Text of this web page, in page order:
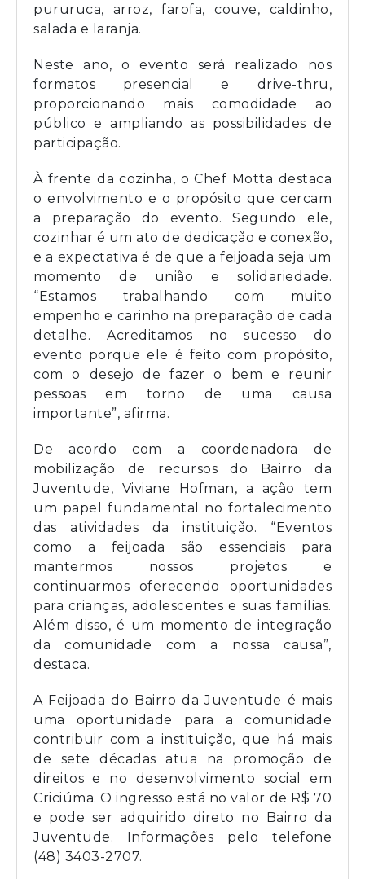
pururuca, arroz, farofa, couve, caldinho,
salada e laranja.
Neste ano, o evento será realizado nos
formatos presencial e drive-thru,
proporcionando mais comodidade ao
público e ampliando as possibilidades de
participação.
À frente da cozinha, o Chef Motta destaca
o envolvimento e o propósito que cercam
a preparação do evento. Segundo ele,
cozinhar é um ato de dedicação e conexão,
e a expectativa é de que a feijoada seja um
momento de união e solidariedade.
“Estamos trabalhando com muito
empenho e carinho na preparação de cada
detalhe. Acreditamos no sucesso do
evento porque ele é feito com propósito,
com o desejo de fazer o bem e reunir
pessoas em torno de uma causa
importante”, afirma.
De acordo com a coordenadora de
mobilização de recursos do Bairro da
Juventude, Viviane Hofman, a ação tem
um papel fundamental no fortalecimento
das atividades da instituição. “Eventos
como a feijoada são essenciais para
mantermos nossos projetos e
continuarmos oferecendo oportunidades
para crianças, adolescentes e suas famílias.
Além disso, é um momento de integração
da comunidade com a nossa causa”,
destaca.
A Feijoada do Bairro da Juventude é mais
uma oportunidade para a comunidade
contribuir com a instituição, que há mais
de sete décadas atua na promoção de
direitos e no desenvolvimento social em
Criciúma. O ingresso está no valor de R$ 70
e pode ser adquirido direto no Bairro da
Juventude. Informações pelo telefone
(48) 3403-2707.